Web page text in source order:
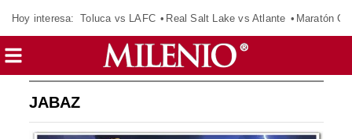
Hoy interesa: Toluca vs LAFC Real Salt Lake vs Atlante Maratón
JABAZ